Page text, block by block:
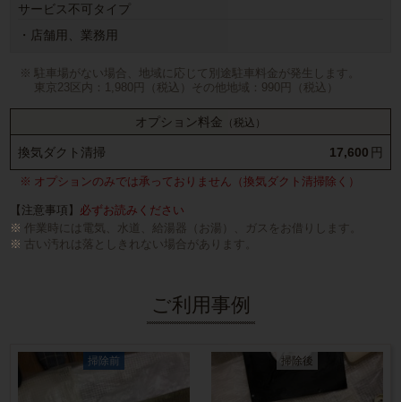
サービス不可タイプ
・店舗用、業務用
駐車場がない場合、地域に応じて別途駐車料金が発生します。
東京23区内：1,980円（税込）その他地域：990円（税込）
オプション料金 （税込）
換気ダクト清掃 17,600 円
オプションのみでは承っておりません（換気ダクト清掃除く）
【注意事項】 必ずお読みください
作業時には電気、水道、給湯器（お湯）、ガスをお借りします。
古い汚れは落としきれない場合があります。
ご利用事例